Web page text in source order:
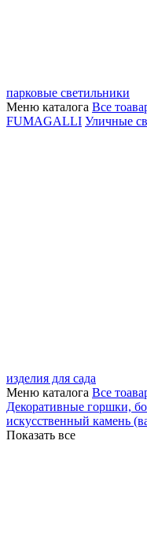
парковые светильники
Меню каталога Все
FUMAGALLI Уличные
изделия для сада
Меню каталога Все
Декоративные горшки,
искусственный камень
Показать все